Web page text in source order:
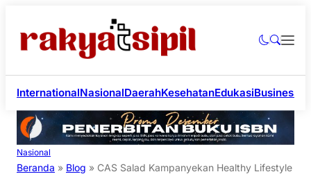
InternationalNasionalDaerahKesehatanEdukasiBusiness
Nasional
Beranda » Blog » CAS Salad Kampanyekan Healthy Lifestyle